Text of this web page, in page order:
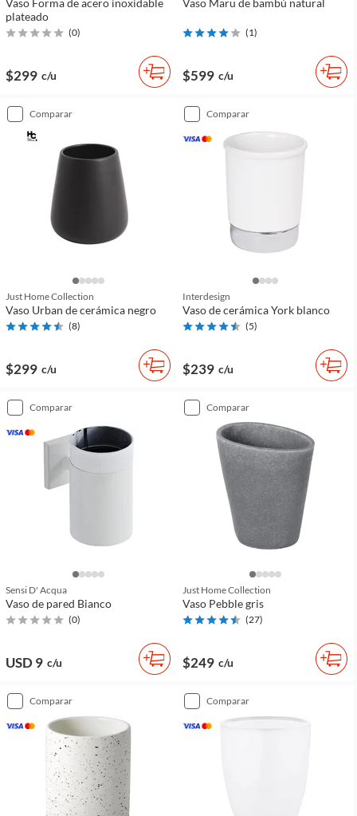
Vaso Forma de acero inoxidable
plateado
(0)
$299 c/u
Vaso Maru de bambú natural
(1)
$599 c/u
comparar
Just Home Collection
Vaso Urban de cerámica negro
(8)
$299 c/u
comparar
Interdesign
Vaso de cerámica York blanco
(5)
$239 c/u
comparar
Sensi D' Acqua
Vaso de pared Bianco
(0)
USD 9 c/u
comparar
Just Home Collection
Vaso Pebble gris
(27)
$249 c/u
comparar comparar